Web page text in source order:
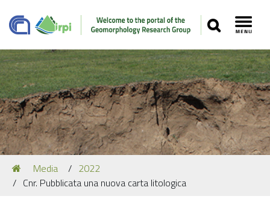
SEARCH
Navigation
Recent Papers
You
are
here:
Media
2022
Cnr. Pubblicata una nuova carta litologica